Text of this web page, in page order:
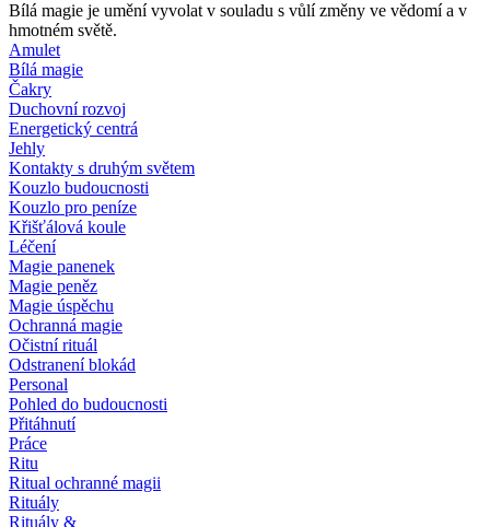
Bílá magie je umění vyvolat v souladu s vůlí změny ve vědomí a v
hmotném světě.
Amulet
Bílá magie
Čakry
Duchovní rozvoj
Energetický centrá
Jehly
Kontakty s druhým světem
Kouzlo budoucnosti
Kouzlo pro peníze
Křišťálová koule
Léčení
Magie panenek
Magie peněz
Magie úspěchu
Ochranná magie
Očistní rituál
Odstranení blokád
Personal
Pohled do budoucnosti
Přitáhnutí
Práce
Ritu
Ritual ochranné magii
Rituály
Rituály &